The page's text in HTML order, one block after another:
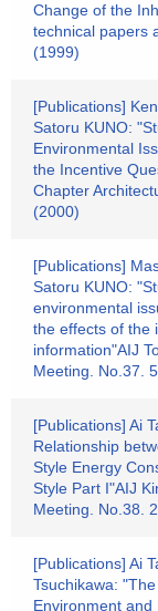
Change of the
technical papers
(1999)
[Publications]
Satoru KUNO:
Environmental
the Incentive
Chapter
(2000)
[Publications]
Satoru KUNO:
environmental
the effects of the
information"AIJ
Meeting. No.37.
[Publications] Ai
Relationship
Style Energy
Style Part I"AIJ
Meeting. No.38.
[Publications] Ai
Tsuchikawa:
Environment